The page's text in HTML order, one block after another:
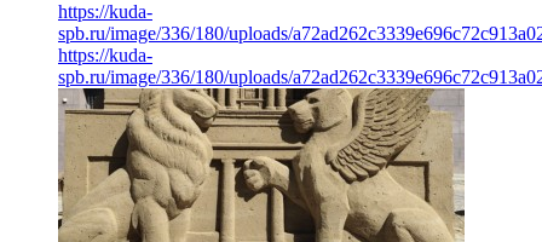
https://kuda-
spb.ru/image/336/180/uploads/
https://kuda-
spb.ru/image/336/180/uploads/